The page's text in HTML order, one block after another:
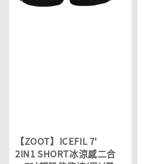
【ZOOT】ICEFIL 7'
2IN1 SHORT冰涼感二合